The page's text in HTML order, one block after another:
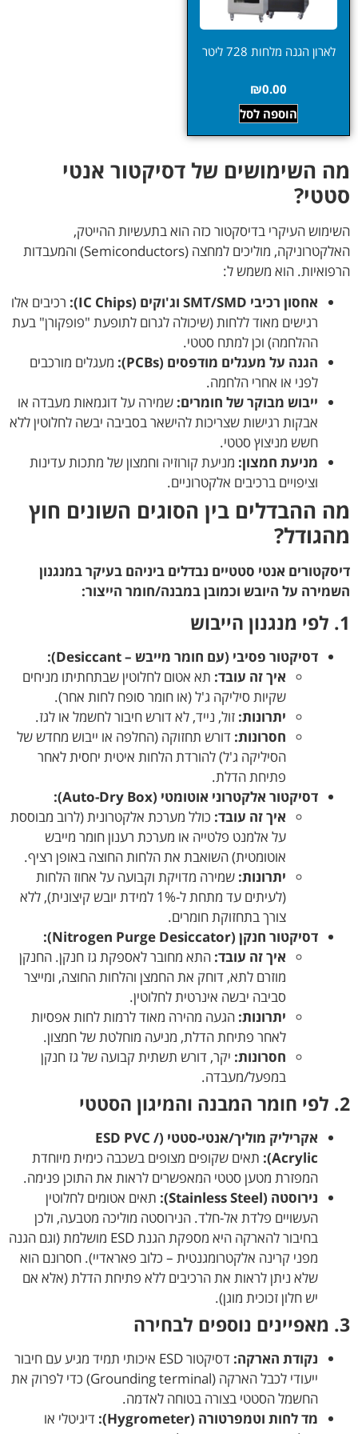
מה השימושים של דסיקטור אנטי
סטטי?
השימוש העיקרי בדיסקטור כזה הוא בתעשיות ההייטק,
האלקטרוניקה, מוליכים למחצה (Semiconductors) והמעבדות
הרפואיות. הוא משמש ל:
אחסון רכיבי SMT/SMD וג'וקים (IC Chips):
רכיבים אלו
רגישים מאוד ללחות (שיכולה לגרום לתופעת "פופקורן" בעת
ההלחמה) וכן למתח סטטי.
הגנה על מעגלים מודפסים (PCBs):
מעגלים מורכבים
לפני או אחרי הלחמה.
ייבוש מבוקר של חומרים: שמירה על דוגמאות מעבדה או
אבקות רגישות שצריכות להישאר בסביבה יבשה לחלוטין ללא
חשש מניצוץ סטטי.
מניעת חמצון: מניעת קורוזיה וחמצון של מתכות עדינות
וציפויים ברכיבים אלקטרוניים.
מה ההבדלים בין הסוגים השונים חוץ
מהגודל?
דיסקטורים אנטי סטטיים נבדלים ביניהם בעיקר במנגנון
השמירה על היובש וכמובן במבנה/חומר הייצור:
1. לפי מנגנון הייבוש
דסיקטור פסיבי (עם חומר מייבש – Desiccant):
איך זה עובד: תא אטום לחלוטין שבתחתיתו מניחים
שקיות סיליקה ג'ל (או חומר סופח לחות אחר).
יתרונות: זול, נייד, לא דורש חיבור לחשמל או לגז.
חסרונות: דורש תחזוקה (החלפה או ייבוש מחדש של
הסיליקה ג'ל) להורדת הלחות איטית יחסית לאחר
פתיחת הדלת.
דסיקטור אלקטרוני אוטומטי (Auto-Dry Box):
איך זה עובד: כולל מערכת אלקטרונית (לרוב מבוססת
על אלמנט פלטייה או מערכת רענון חומר מייבש
אוטומטית) השואבת את הלחות החוצה באופן רציף.
יתרונות: שמירה מדויקת וקבועה על אחוז הלחות
(לעיתים עד מתחת ל-1% למידת יובש קיצונית), ללא
צורך בתחזוקת חומרים.
דסיקטור חנקן (Nitrogen Purge Desiccator):
איך זה עובד: התא מחובר לאספקת גז חנקן. החנקן
מוזרם לתא, דוחק את החמצן והלחות החוצה, ומייצר
סביבה יבשה אינרטית לחלוטין.
יתרונות: הגעה מהירה מאוד לרמות לחות אפסיות
לאחר פתיחת הדלת, מניעה מוחלטת של חמצון.
חסרונות: יקר, דורש תשתית קבועה של גז חנקן
במפעל/מעבדה.
2. לפי חומר המבנה והמיגון הסטטי
אקריליק מוליך/אנטי-סטטי (ESD PVC /
Acrylic):
תאים שקופים מצופים בשכבה כימית מיוחדת
המפזרת מטען סטטי המאפשרים לראות את התוכן פנימה.
נירוסטה (Stainless Steel):
תאים אטומים לחלוטין
העשויים פלדת אל-חלד. הנירוסטה מוליכה מטבעה, ולכן
בחיבור להארקה היא מספקת הגנת ESD מושלמת (וגם הגנה
מפני קרינה אלקטרומגנטית – כלוב פאראדיי). חסרונם הוא
שלא ניתן לראות את הרכיבים ללא פתיחת הדלת (אלא אם
יש חלון זכוכית מוגן).
3. מאפיינים נוספים לבחירה
נקודת הארקה:
דסיקטור ESD איכותי תמיד מגיע עם חיבור
ייעודי לכבל הארקה (Grounding terminal) כדי לפרוק את
החשמל הסטטי בצורה בטוחה לאדמה.
מד לחות וטמפרטורה (Hygrometer):
דיגיטלי או
לארון הגנה מלחות 728 ליטר
₪0.00
הוספה לסל